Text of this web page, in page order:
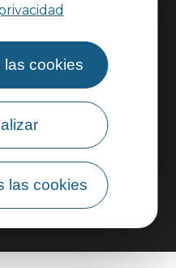
las cookies
las cookies